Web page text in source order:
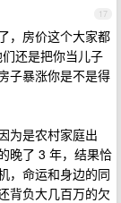
17
，房价这个大家都
还是把你当儿子
子暴涨你是不是得
为是农村家庭出
晚了 3 年，结果恰
，命运和身边的同
背负大几百万的欠